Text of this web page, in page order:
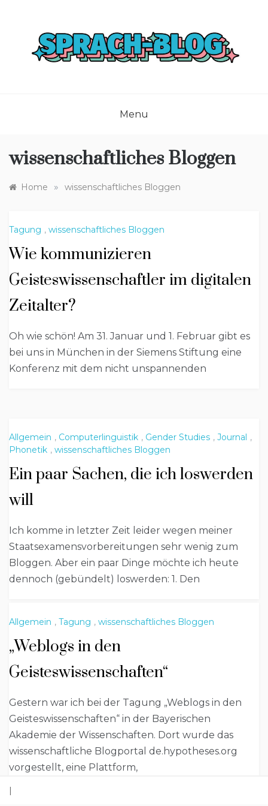
Menu
wissenschaftliches Bloggen
Home » wissenschaftliches Bloggen
Tagung , wissenschaftliches Bloggen
Wie kommunizieren
Geisteswissenschaftler im digitalen
Zeitalter?
Oh wie schön! Am 31. Januar und 1. Februar gibt es
bei uns in München in der Siemens Stiftung eine
Konferenz mit dem nicht unspannenden
Allgemein , Computerlinguistik , Gender Studies , Journal ,
Phonetik , wissenschaftliches Bloggen
Ein paar Sachen, die ich loswerden
will
Ich komme in letzter Zeit leider wegen meiner
Staatsexamensvorbereitungen sehr wenig zum
Bloggen. Aber ein paar Dinge möchte ich heute
dennoch (gebündelt) loswerden: 1. Den
Allgemein , Tagung , wissenschaftliches Bloggen
„Weblogs in den
Geisteswissenschaften“
Gestern war ich bei der Tagung „Weblogs in den
Geisteswissenschaften“ in der Bayerischen
Akademie der Wissenschaften. Dort wurde das
wissenschaftliche Blogportal de.hypotheses.org
vorgestellt, eine Plattform,
|